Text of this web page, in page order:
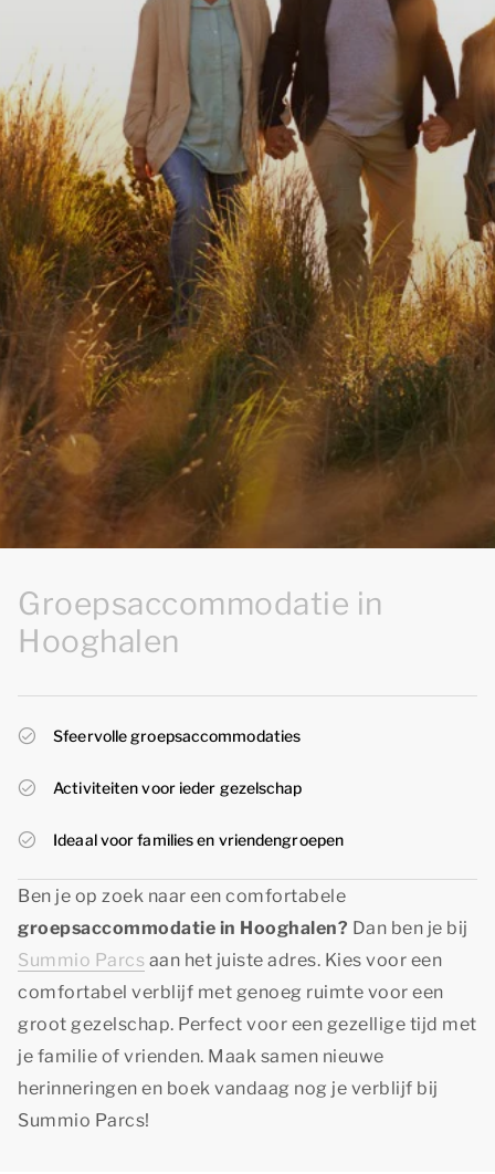
Groepsaccommodatie in
Hooghalen
Sfeervolle groepsaccommodaties
Activiteiten voor ieder gezelschap
Ideaal voor families en vriendengroepen
Ben je op zoek naar een comfortabele
groepsaccommodatie in Hooghalen? Dan ben je bij
Summio Parcs aan het juiste adres. Kies voor een
comfortabel verblijf met genoeg ruimte voor een
groot gezelschap. Perfect voor een gezellige tijd met
je familie of vrienden. Maak samen nieuwe
herinneringen en boek vandaag nog je verblijf bij
Summio Parcs!